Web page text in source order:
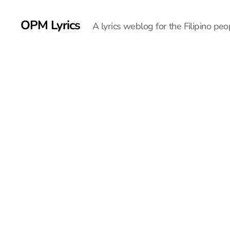
OPM Lyrics A lyrics weblog for the Filipino